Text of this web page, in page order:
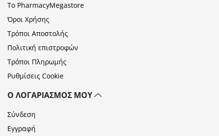
Το PharmacyMegastore
Όροι Χρήσης
Τρόποι Αποστολής
Πολιτική επιστροφών
Τρόποι Πληρωμής
Ρυθμίσεις Cookie
Ο ΛΟΓΑΡΙΑΣΜΌΣ ΜΟΥ
Σύνδεση
Εγγραφή